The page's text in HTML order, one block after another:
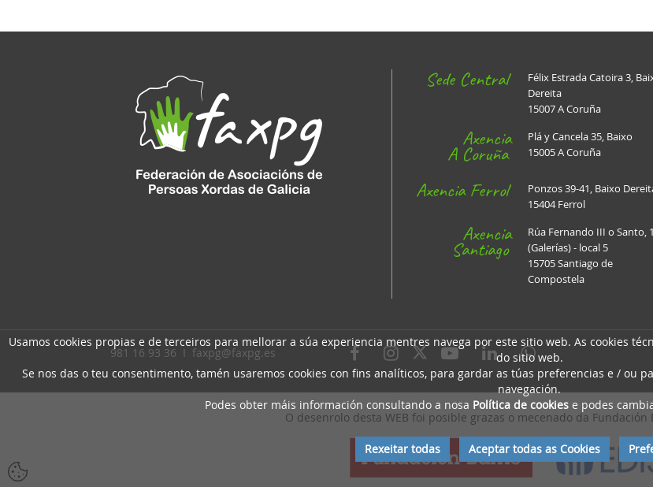
Sede Central
Félix Estrada Catoira 3,
Dereita
15007 A Coruña
Axencia
A Coruña
Plá y Cancela 35, Baixo
15005 A Coruña
Axencia Ferrol
Ponzos 39-41, Baixo
15404 Ferrol
Axencia
Santiago
Rúa Fernando III o Santo,
(Galerías) - local 5
15705 Santiago de
Compostela
981 16 93 36 I faxpg@faxpg.es
O desenrolo desta WEB foi posible grazas o mecenado da Fundación
Usamos cookies propias e de terceiros para mellorar a súa experiencia mentres navega por este sitio web. As cookies
do sitio web.
Se nos das o teu consentimento, tamén usaremos cookies con fins analíticos, para gardar as túas preferencias e /
navegación.
Podes obter máis información consultando a nosa Política de cookies e podes
Rexeitar todas Aceptar todas as Cookies